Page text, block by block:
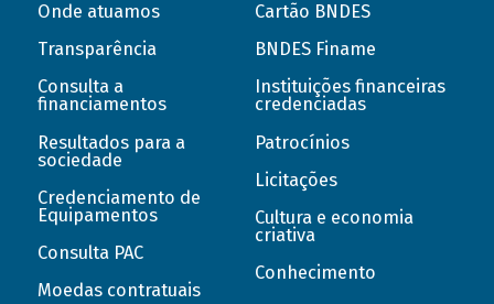
Onde atuamos
Transparência
Consulta a
financiamentos
Resultados para a
sociedade
Credenciamento de
Equipamentos
Consulta PAC
Moedas contratuais
Cartão BNDES
BNDES Finame
Instituições financeiras
credenciadas
Patrocínios
Licitações
Cultura e economia
criativa
Conhecimento